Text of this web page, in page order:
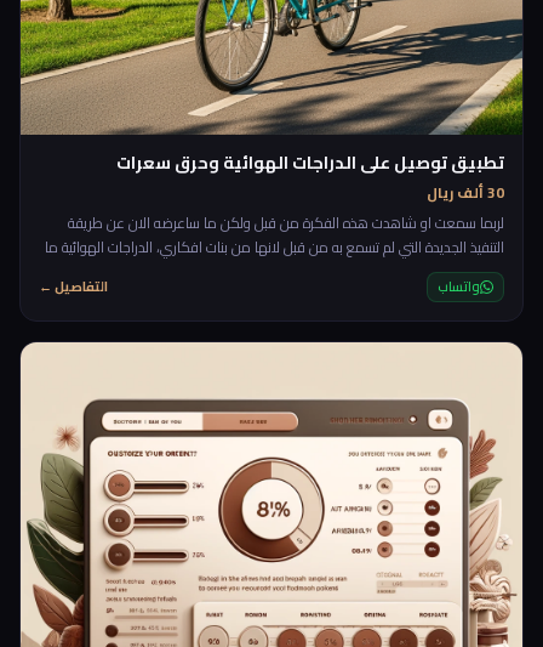
تطبيق توصيل على الدراجات الهوائية وحرق سعرات
30 ألف ريال
لربما سمعت او شاهدت هذه الفكرة من قبل ولكن ما ساعرضه الان عن طريقة
التنفيذ الجديدة التي لم تسمع به من قبل لانها من بنات افكاري، الدراجات الهوائية ما
يميزها انها متعبة وتحتاج لصرف طاقة وسعرات وقد يفقد الذي يعمل على التوصيل
باستخدام الدراجات الهوائية 1 كيلو في الاسبوع من وزنه ولربما اكثر او اقل! وهنا بيت
القصيد سنضرب عصفورين بحجر واحد من خلال توفير بديل مدفوع للنادي الرياضي،
يعني الشخص الي يعمل مع ا
واتساب التفاصيل ←